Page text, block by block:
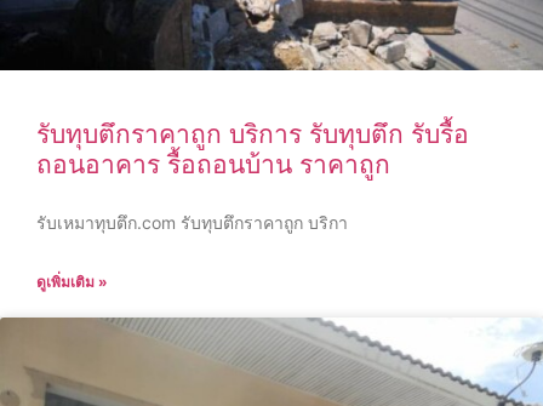
รับทุบตึกราคาถูก บริการ รับทุบตึก รับรื้อ
ถอนอาคาร รื้อถอนบ้าน ราคาถูก
รับเหมาทุบตึก.com รับทุบตึกราคาถูก บริกา
ดูเพิ่มเติม »